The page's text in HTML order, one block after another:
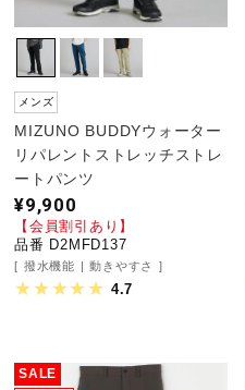
ソフトボール
ウィンタースポーツ
ワーキング
メンズ
MIZUNO BUDDYウォーター
リパレントストレッチストレ
ートパンツ
¥9,900
【会員割引あり】
品番 D2MFD137
撥水機能 動きやすさ
4.7
SALE